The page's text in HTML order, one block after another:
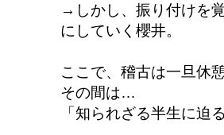
→しかし、振り付けを
にしていく櫻井。
ここで、稽古は一旦休憩
その間は…
「知られざる半生に迫